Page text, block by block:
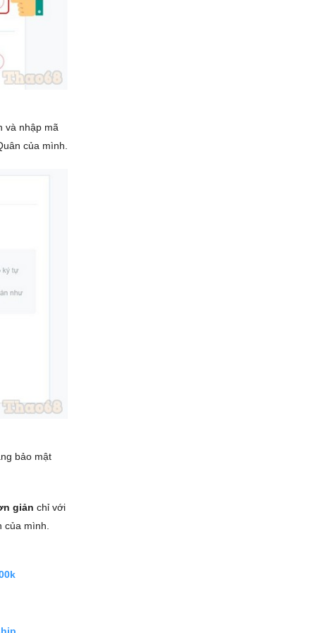
và nhập mã
của mình.
bảo mật
giản chỉ với
mình.